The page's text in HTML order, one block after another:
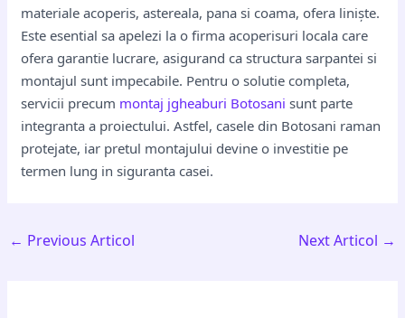
materiale acoperis, astereala, pana si coama, ofera liniște.
Este esential sa apelezi la o firma acoperisuri locala care
ofera garantie lucrare, asigurand ca structura sarpantei si
montajul sunt impecabile. Pentru o solutie completa,
servicii precum montaj jgheaburi Botosani sunt parte
integranta a proiectului. Astfel, casele din Botosani raman
protejate, iar pretul montajului devine o investitie pe
termen lung in siguranta casei.
← Previous Articol Next Articol →